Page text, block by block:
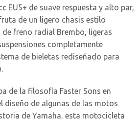
EU5+ de suave respuesta y alto par,
de un ligero chasis estilo
freno radial Brembo, ligeras
completamente
de bieletas rediseñado para
de la filosofía Faster Sons en
diseño de algunas de las motos
de Yamaha, esta motocicleta